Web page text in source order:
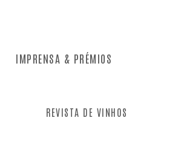
IMPRENSA & PRÉMIOS
REVISTA DE VINHOS